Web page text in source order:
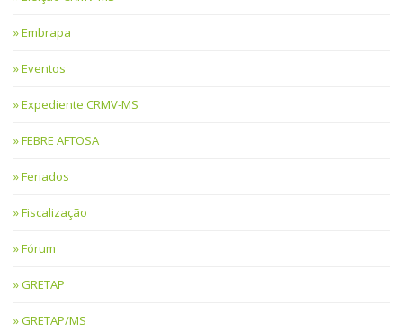
Embrapa
Eventos
Expediente CRMV-MS
FEBRE AFTOSA
Feriados
Fiscalização
Fórum
GRETAP
GRETAP/MS